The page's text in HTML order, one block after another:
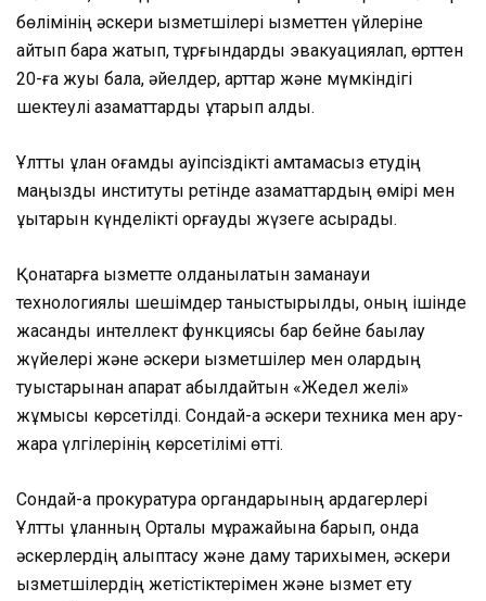
бөлімінің әскери қызметшілері қызметтен үйлеріне
қайтып бара жатып, тұрғындарды эвакуациялап, өрттен
20-ға жуық бала, әйелдер, қарттар және мүмкіндігі
шектеулі азаматтарды құтқарып қалды.
Ұлттық ұлан қоғамдық қауіпсіздікті қамтамасыз етудің
маңызды институты ретінде азаматтардың өмірі мен
құқықтарын күнделікті қорғауды жүзеге асырады.
Қонақтарға қызметте қолданылатын заманауи
технологиялық шешімдер таныстырылды, оның ішінде
жасанды интеллект функциясы бар бейне бақылау
жүйелері және әскери қызметшілер мен олардың
туыстарынан ақпарат қабылдайтын «Жедел желі»
жұмысы көрсетілді. Сондай-ақ әскери техника мен қару-
жарақ үлгілерінің көрсетілімі өтті.
Сондай-ақ прокуратура органдарының ардагерлері
Ұлттық ұланның Орталық мұражайына барып, онда
әскерлердің қалыптасу және даму тарихымен, әскери
қызметшілердің жетістіктерімен және қызмет ету